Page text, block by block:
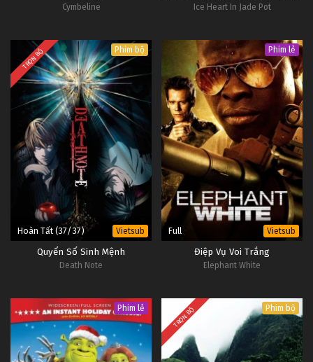
Cymbeline Ice Heart In Jade Pot
TRỌN BỘ Phim bộ
Hoàn Tất (37/37) Vietsub
Quyển Sổ Sinh Mệnh
Death Note
Phim lẻ
Full Vietsub
Điệp Vụ Voi Trắng
Elephant White
Phim lẻ TRỌN BỘ Phim bộ